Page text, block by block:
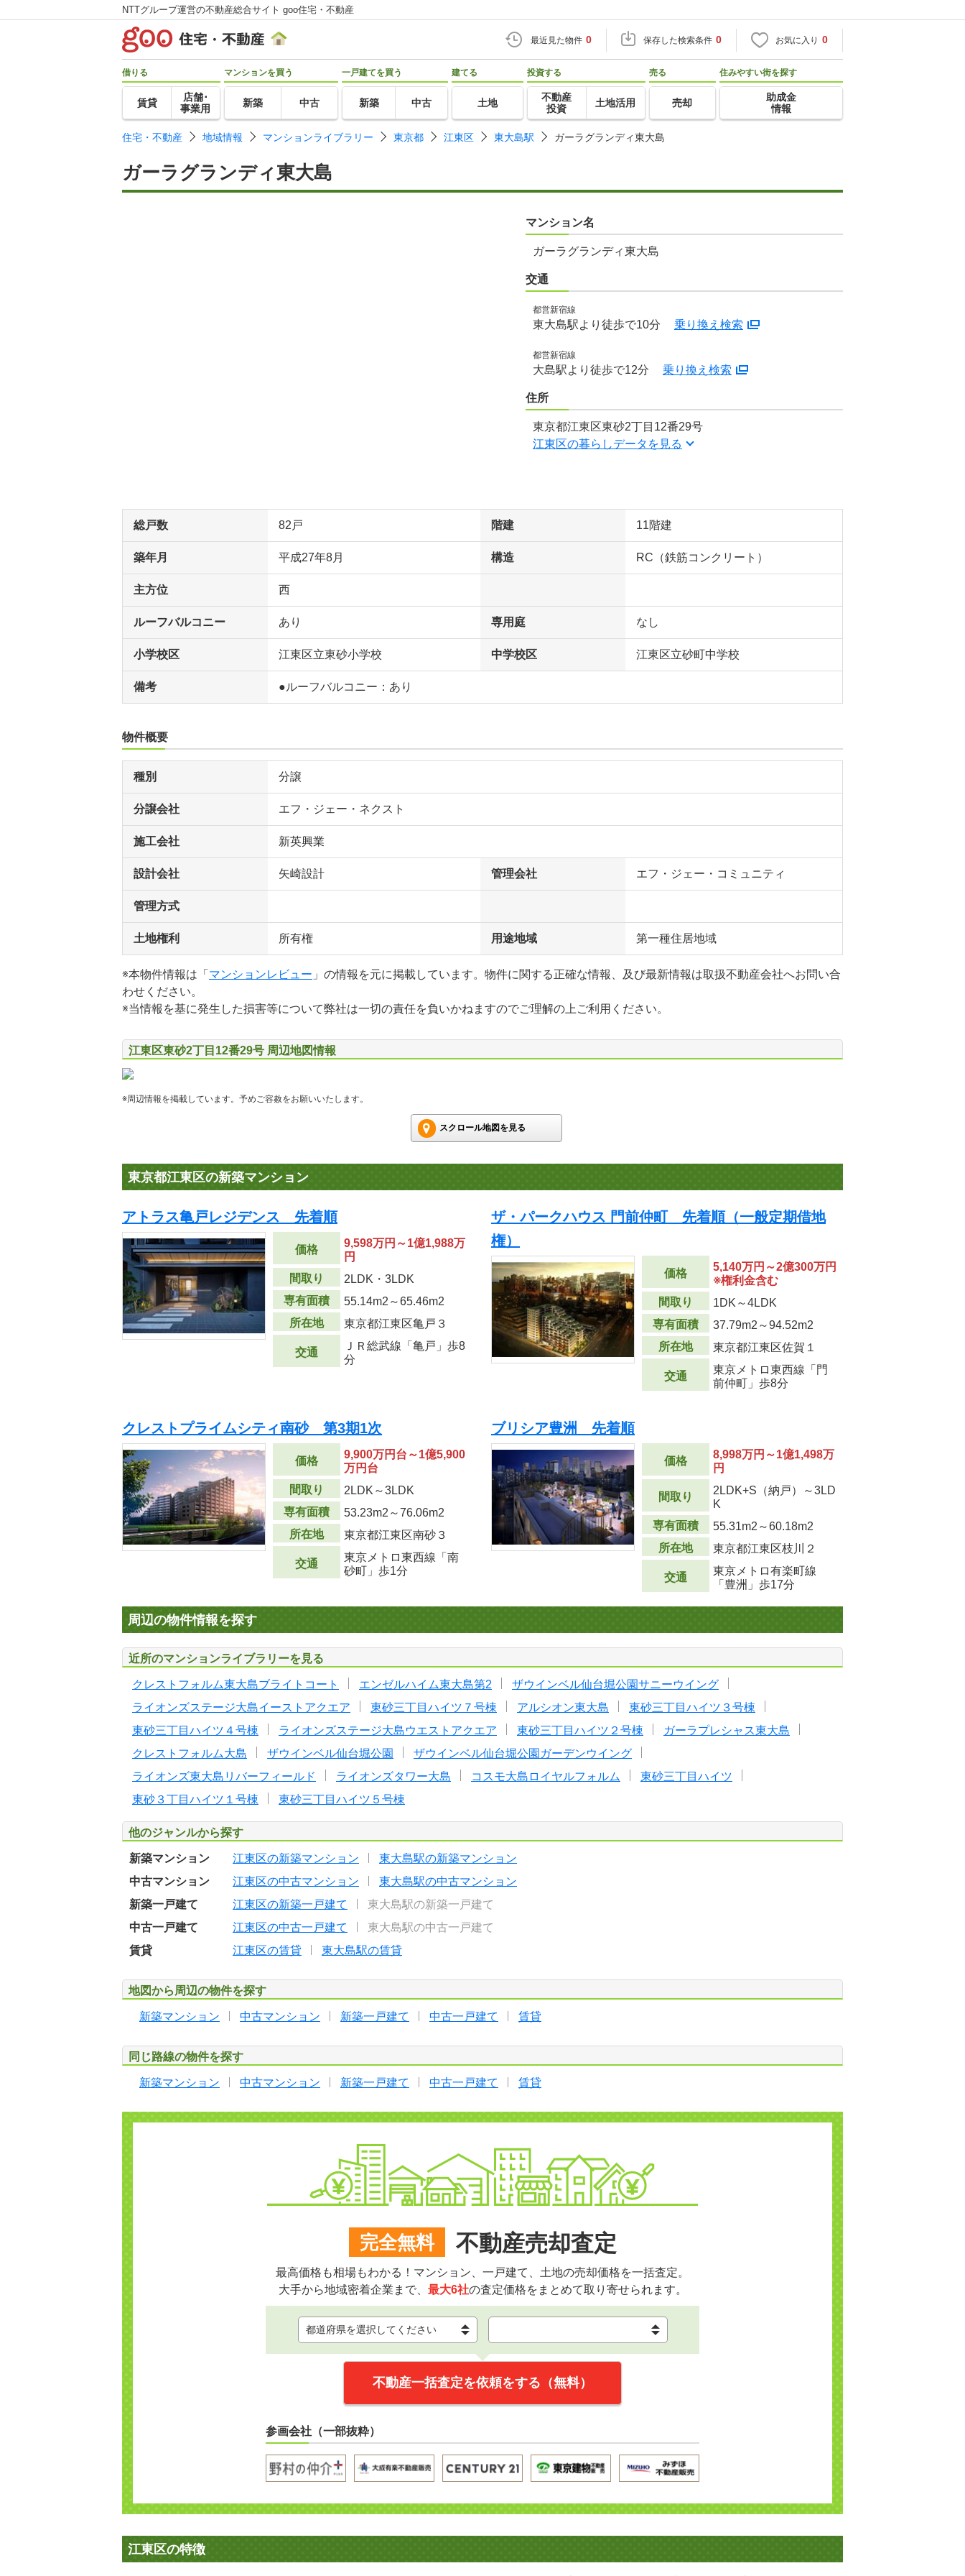
NTTグループ運営の不動産総合サイト goo住宅・不動産
最近見た物件 0 保存した検索条件 0 お気に入り 0
借りる
賃貸
店舗･
事業用
マンションを買う
新築 中古
一戸建てを買う
新築 中古
建てる
土地
投資する
不動産
投資
土地活用
売る
売却
住みやすい街を探す
助成金
情報
住宅・不動産 地域情報 マンションライブラリー 東京都 江東区 東大島駅 ガーラグランディ東大島
ガーラグランディ東大島
マンション名
ガーラグランディ東大島
交通
都営新宿線
東大島駅より徒歩で10分 乗り換え検索
都営新宿線
大島駅より徒歩で12分 乗り換え検索
住所
東京都江東区東砂2丁目12番29号
江東区の暮らしデータを見る
総戸数 82戸 階建 11階建
築年月 平成27年8月 構造 RC（鉄筋コンクリート）
主方位 西
ルーフバルコニー あり 専用庭 なし
小学校区 江東区立東砂小学校 中学校区 江東区立砂町中学校
備考 ●ルーフバルコニー：あり
物件概要
種別 分譲
分譲会社 エフ・ジェー・ネクスト
施工会社 新英興業
設計会社 矢崎設計 管理会社 エフ・ジェー・コミュニティ
管理方式
土地権利 所有権 用途地域 第一種住居地域
※本物件情報は「 マンションレビュー 」の情報を元に掲載しています。物件に関する正確な情報、及び最新情報は取扱不動産会社へお問い合
わせください。
※当情報を基に発生した損害等について弊社は一切の責任を負いかねますのでご理解の上ご利用ください。
江東区東砂2丁目12番29号 周辺地図情報
※周辺情報を掲載しています。予めご容赦をお願いいたします。
スクロール地図を見る
東京都江東区の新築マンション
アトラス亀戸レジデンス 先着順
価格
9,598万円～1億1,988万
円
間取り
2LDK・3LDK
専有面積
55.14m2 ～65.46m2
所在地
東京都江東区亀戸３
交通
ＪＲ総武線「亀戸」歩8
分
ザ・パークハウス 門前仲町 先着順（一般定期借地
権）
価格
5,140万円～2億300万円
※権利金含む
間取り
1DK～4LDK
専有面積
37.79m2 ～94.52m2
所在地
東京都江東区佐賀１
交通
東京メトロ東西線「門
前仲町」歩8分
クレストプライムシティ南砂 第3期1次
価格
9,900万円台～1億5,900
万円台
間取り
2LDK～3LDK
専有面積
53.23m2 ～76.06m2
所在地
東京都江東区南砂３
交通
東京メトロ東西線「南
砂町」歩1分
ブリシア豊洲 先着順
価格
8,998万円～1億1,498万
円
間取り
2LDK+S（納戸）～3LD
K
専有面積
55.31m2 ～60.18m2
所在地
東京都江東区枝川２
交通
東京メトロ有楽町線
「豊洲」歩17分
周辺の物件情報を探す
近所のマンションライブラリーを見る
クレストフォルム東大島ブライトコート エンゼルハイム東大島第2
ザウインベル仙台堀公園サニーウイング
ライオンズステージ大島イーストアクエア
東砂三丁目ハイツ７号棟 アルシオン東大島
東砂三丁目ハイツ３号棟
東砂三丁目ハイツ４号棟
ライオンズステージ大島ウエストアクエア 東砂三丁目ハイツ２号棟
ガーラプレシャス東大島
クレストフォルム大島
ザウインベル仙台堀公園
ザウインベル仙台堀公園ガーデンウイング
ライオンズ東大島リバーフィールド
ライオンズタワー大島 コスモ大島ロイヤルフォルム
東砂三丁目ハイツ
東砂３丁目ハイツ１号棟
東砂三丁目ハイツ５号棟
他のジャンルから探す
新築マンション 江東区の新築マンション
東大島駅の新築マンション
中古マンション
江東区の中古マンション
東大島駅の中古マンション
新築一戸建て
江東区の新築一戸建て
東大島駅の新築一戸建て
中古一戸建て
江東区の中古一戸建て
東大島駅の中古一戸建て
賃貸
江東区の賃貸 東大島駅の賃貸
地図から周辺の物件を探す
新築マンション 中古マンション 新築一戸建て 中古一戸建て 賃貸
同じ路線の物件を探す
新築マンション 中古マンション 新築一戸建て 中古一戸建て 賃貸
完全無料 不動産売却査定
最高価格も相場もわかる！マンション、一戸建て、土地の売却価格を一括査定。
大手から地域密着企業まで、 最大6社の査定価格をまとめて取り寄せられます。
不動産一括査定を依頼をする（無料）
参画会社（一部抜粋）
江東区の特徴